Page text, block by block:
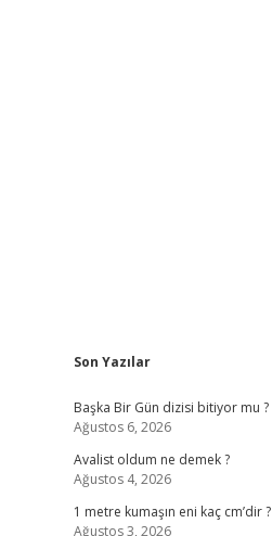
Sidebar
Son Yazılar
Başka Bir Gün dizisi bitiyor mu ?
Ağustos 6, 2026
Avalist oldum ne demek ?
Ağustos 4, 2026
1 metre kumaşın eni kaç cm’dir ?
Ağustos 3, 2026